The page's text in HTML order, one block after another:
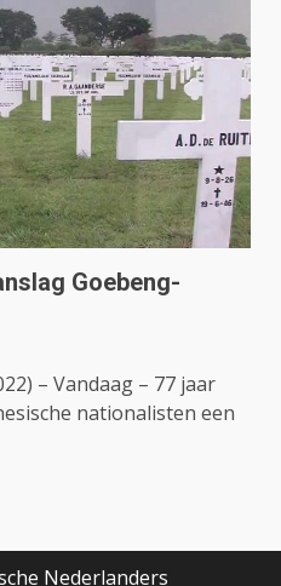
Goebeng-
– Vandaag – 77 jaar
nationalisten een
Nederlanders